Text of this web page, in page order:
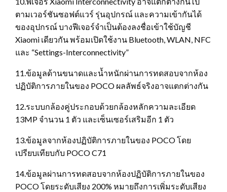
ตามเวอร์ชันซอฟต์แวร์ รุ่นอุปกรณ์ และความเข้ากันได้
ของอุปกรณ์ บางฟีเจอร์จำเป็นต้องลงชื่อเข้าใช้บัญชี
Xiaomi เดียวกัน พร้อมเปิดใช้งาน Bluetooth, WLAN, NFC
และ “Settings-Interconnectivity”
11.ข้อมูลด้านขนาดและน้ำหนักผ่านการทดสอบจากห้อง
ปฏิบัติการภายในของ POCO ผลลัพธ์จริงอาจแตกต่างกัน
12.ระบบกล้องคู่ประกอบด้วยกล้องหลักความละเอียด
13MP จำนวน 1 ตัว และเซ็นเซอร์เสริมอีก 1 ตัว
13.ข้อมูลจากห้องปฏิบัติการภายในของ POCO โดย
เปรียบเทียบกับ POCO C71
14.ข้อมูลผ่านการทดสอบจากห้องปฏิบัติการภายในของ
POCO โดยระดับเสียง 200% หมายถึงการเพิ่มระดับเสียง